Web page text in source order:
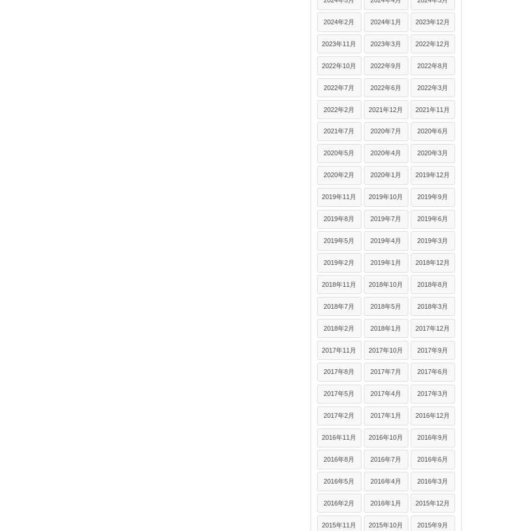
2024年2月 2024年1月 2023年12月
2023年11月 2023年3月 2022年12月
2022年10月 2022年9月 2022年8月
2022年7月 2022年6月 2022年3月
2022年2月 2021年12月 2021年11月
2021年7月 2020年7月 2020年6月
2020年5月 2020年4月 2020年3月
2020年2月 2020年1月 2019年12月
2019年11月 2019年10月 2019年9月
2019年8月 2019年7月 2019年6月
2019年5月 2019年4月 2019年3月
2019年2月 2019年1月 2018年12月
2018年11月 2018年10月 2018年8月
2018年7月 2018年5月 2018年3月
2018年2月 2018年1月 2017年12月
2017年11月 2017年10月 2017年9月
2017年8月 2017年7月 2017年6月
2017年5月 2017年4月 2017年3月
2017年2月 2017年1月 2016年12月
2016年11月 2016年10月 2016年9月
2016年8月 2016年7月 2016年6月
2016年5月 2016年4月 2016年3月
2016年2月 2016年1月 2015年12月
2015年11月 2015年10月 2015年9月